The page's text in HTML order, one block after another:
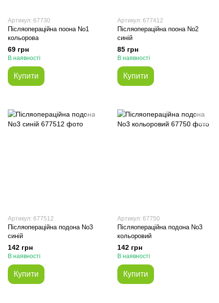
Артикул: 67730
Післяопераційна поона No1
кольорова
69 грн
В наявності
Купити
Артикул: 677412
Післяопераційна поона No2
синій
85 грн
В наявності
Купити
Артикул: 677512
Післяопераційна подона No3
синій
142 грн
В наявності
Купити
Артикул: 67750
Післяопераційна подона No3
кольоровий
142 грн
В наявності
Купити